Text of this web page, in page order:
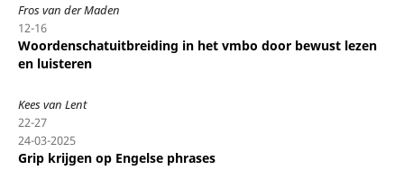
Fros van der Maden
12-16
Woordenschatuitbreiding in het vmbo door bewust lezen
en luisteren
Kees van Lent
22-27
24-03-2025
Grip krijgen op Engelse phrases